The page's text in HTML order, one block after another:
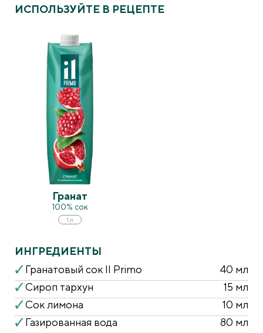
ИНГРЕДИЕНТЫ
Гранатовый сок Il Primo
40 мл
Сироп тархун
15 мл
Сок лимона
10 мл
Газированная вода
80 мл
ИСПОЛЬЗУЙТЕ В РЕЦЕПТЕ
Гранат
100% сок
1 л